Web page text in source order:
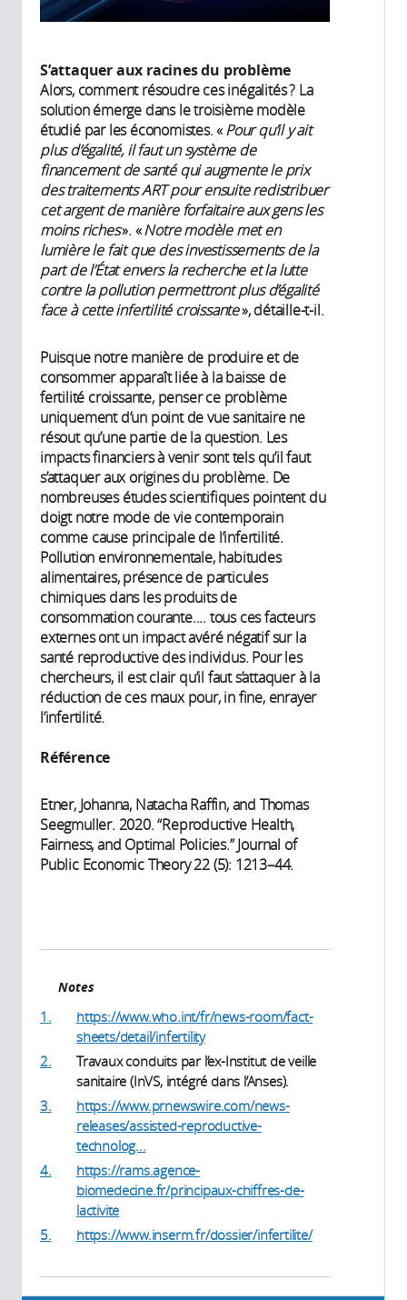
S’attaquer aux racines du problème
Alors, comment résoudre ces inégalités ? La
solution émerge dans le troisième modèle
étudié par les économistes. «Pour qu’il y ait
plus d’égalité, il faut un système de
financement de santé qui augmente le prix
des traitements ART pour ensuite redistribuer
cet argent de manière forfaitaire aux gens les
moins riches». «Notre modèle met en
lumière le fait que des investissements de la
part de l’État envers la recherche et la lutte
contre la pollution permettront plus d’égalité
face à cette infertilité croissante», détaille-t-il.
Puisque notre manière de produire et de
consommer apparaît liée à la baisse de
fertilité croissante, penser ce problème
uniquement d’un point de vue sanitaire ne
résout qu’une partie de la question. Les
impacts financiers à venir sont tels qu’il faut
s’attaquer aux origines du problème. De
nombreuses études scientifiques pointent du
doigt notre mode de vie contemporain
comme cause principale de l’infertilité.
Pollution environnementale, habitudes
alimentaires, présence de particules
chimiques dans les produits de
consommation courante.... tous ces facteurs
externes ont un impact avéré négatif sur la
santé reproductive des individus. Pour les
chercheurs, il est clair qu’il faut s’attaquer à la
réduction de ces maux pour, in fine, enrayer
l’infertilité.
Référence
Etner, Johanna, Natacha Raffin, and Thomas
Seegmuller. 2020. “Reproductive Health,
Fairness, and Optimal Policies.” Journal of
Public Economic Theory 22 (5): 1213–44.
Notes
1.
https://www.who.int/fr/news-room/fact-
sheets/detail/infertility
2.
Travaux conduits par l’ex-Institut de veille
sanitaire (InVS, intégré dans l’Anses).
3.
https://www.prnewswire.com/news-
releases/assisted-reproductive-
technolog...
4.
https://rams.agence-
biomedecine.fr/principaux-chiffres-de-
lactivite
5.
https://www.inserm.fr/dossier/infertilite/